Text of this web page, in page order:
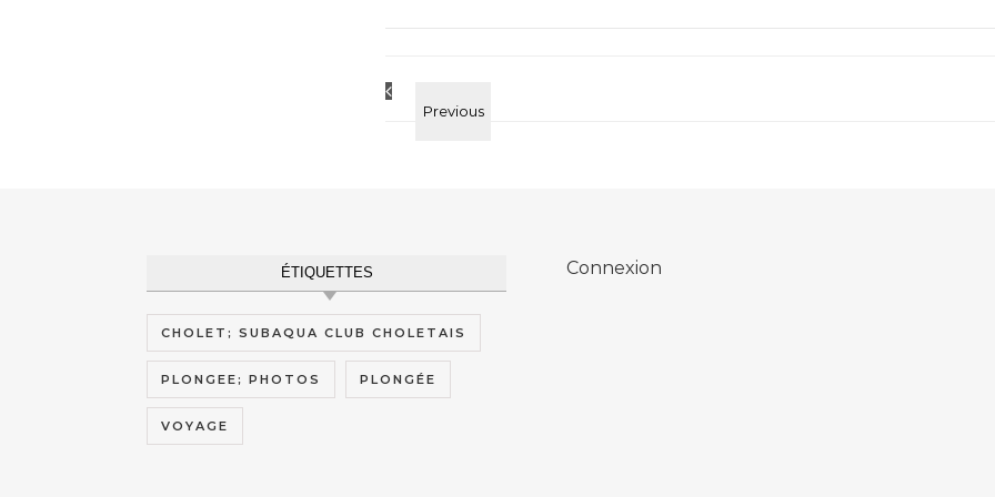
ÉTIQUETTES
CHOLET; SUBAQUA CLUB CHOLETAIS
PLONGEE; PHOTOS PLONGÉE
VOYAGE
Connexion